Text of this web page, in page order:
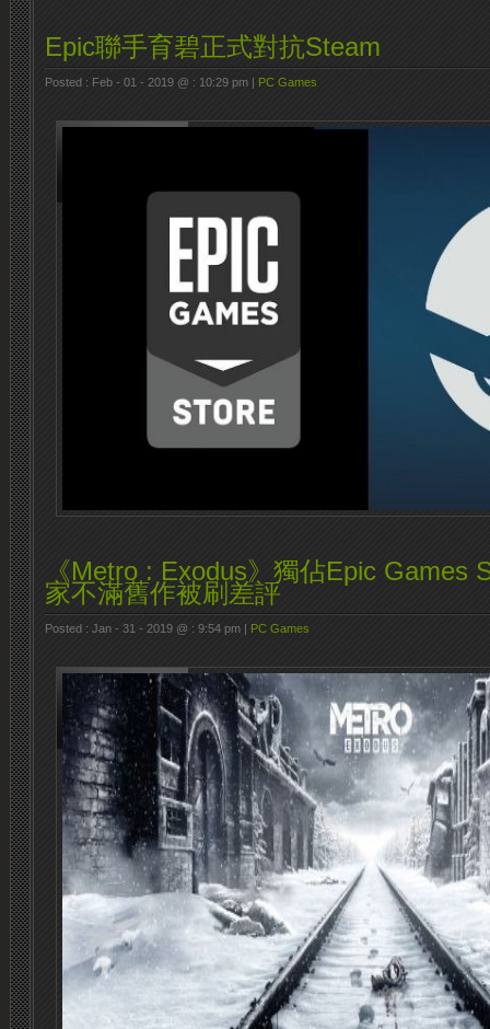
Epic聯手育碧正式對抗Steam
Posted : Feb - 01 - 2019 @ : 10:29 pm | PC Games
《Metro : Exodus》獨佔Epic Games
家不滿舊作被刷差評
Posted : Jan - 31 - 2019 @ : 9:54 pm | PC Games